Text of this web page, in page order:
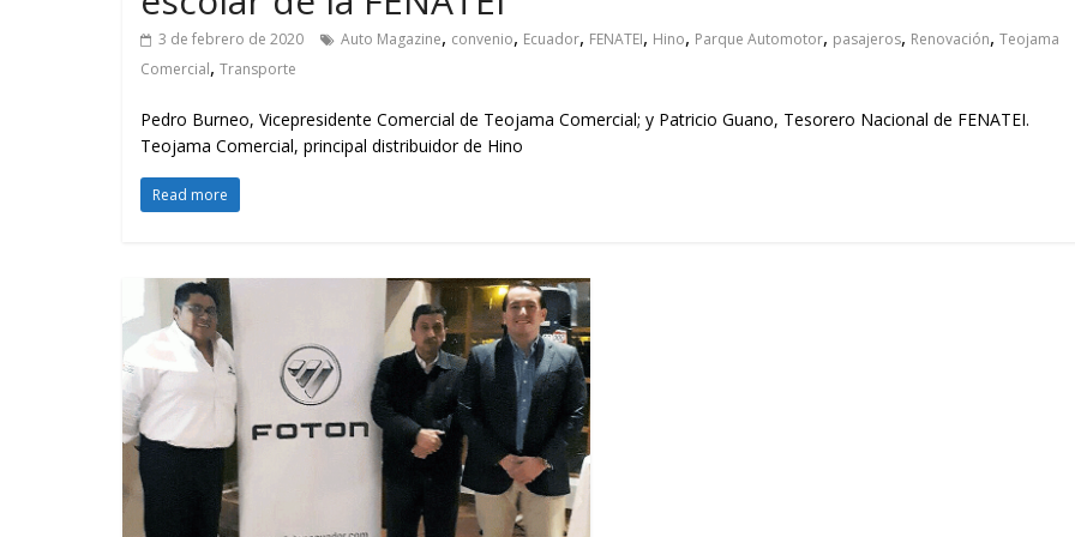
3 de febrero de 2020 Auto Magazine, convenio, Ecuador, FENATEI, Hino, Parque Automotor, pasajeros, Renovación, Teojama
Comercial, Transporte
Pedro Burneo, Vicepresidente Comercial de Teojama Comercial; y Patricio Guano, Tesorero Nacional de FENATEI.
Teojama Comercial, principal distribuidor de Hino
Read more
GM reafirma su
compromiso con movilidad
más segura y conectada
¿Qué puede pasar con tu
vehículo si permanece
destino de los